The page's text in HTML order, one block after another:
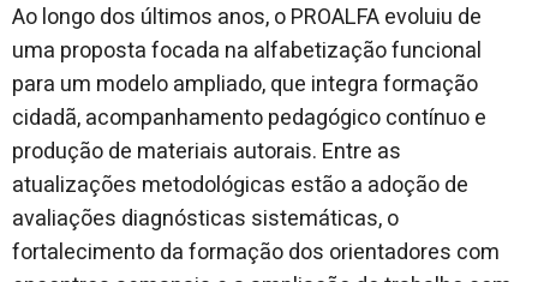
Ao longo dos últimos anos, o PROALFA evoluiu de
uma proposta focada na alfabetização funcional
para um modelo ampliado, que integra formação
cidadã, acompanhamento pedagógico contínuo e
produção de materiais autorais. Entre as
atualizações metodológicas estão a adoção de
avaliações diagnósticas sistemáticas, o
fortalecimento da formação dos orientadores com